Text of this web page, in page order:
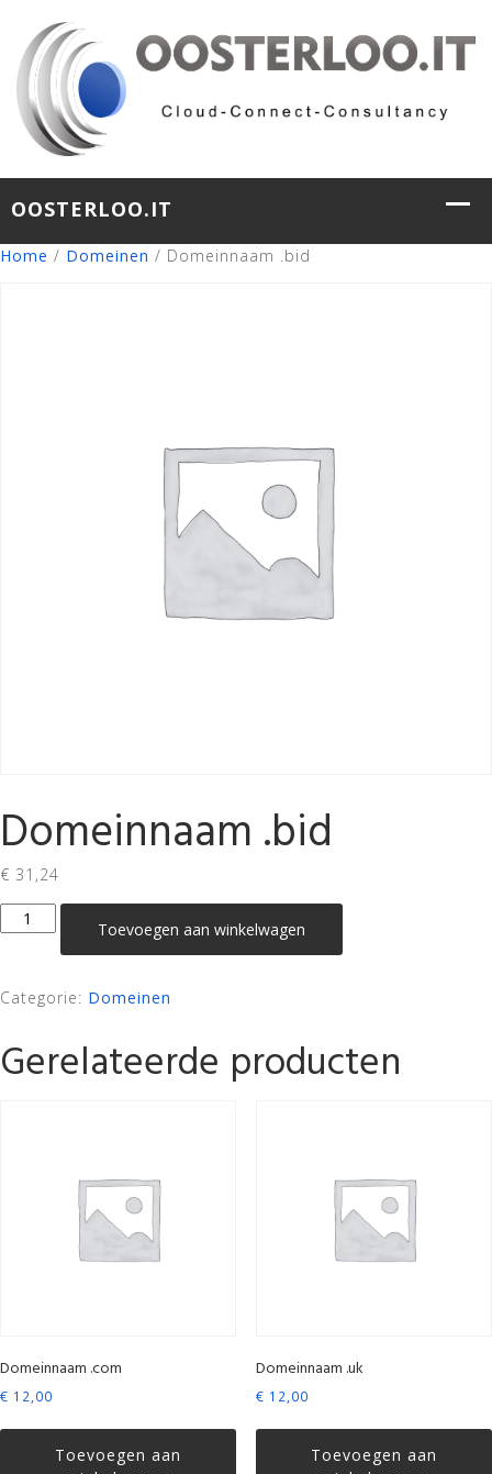
Home / Domeinen / Domeinnaam .bid
Domeinnaam .bid
€ 31,24
Domeinnaam
.bid
Toevoegen aan winkelwagen
Categorie: Domeinen
Gerelateerde producten
Domeinnaam .com
€ 12,00
Toevoegen aan
Domeinnaam .uk
€ 12,00
Toevoegen aan